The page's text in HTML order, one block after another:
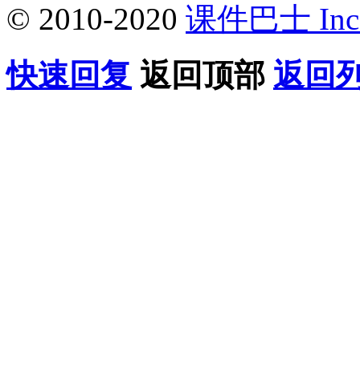
© 2010-2020 课件巴士
快速回复 返回顶部 返回